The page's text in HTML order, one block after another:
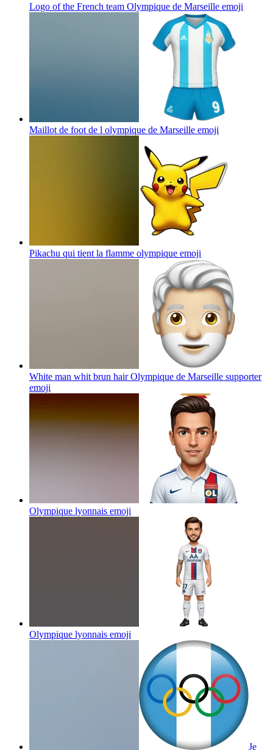
Logo of the French team Olympique de Marseille emoji
Maillot de foot de l olympique de Marseille emoji
Pikachu qui tient la flamme olympique emoji
White man whit brun hair Olympique de Marseille supporter
emoji
Olympique lyonnais emoji
Olympique lyonnais emoji
Je